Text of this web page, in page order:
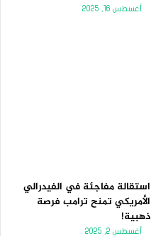
أغسطس 16, 2025
استقالة مفاجئة في الفيدرالي
الأمريكي تمنح ترامب فرصة
ذهبية!
أغسطس 2, 2025